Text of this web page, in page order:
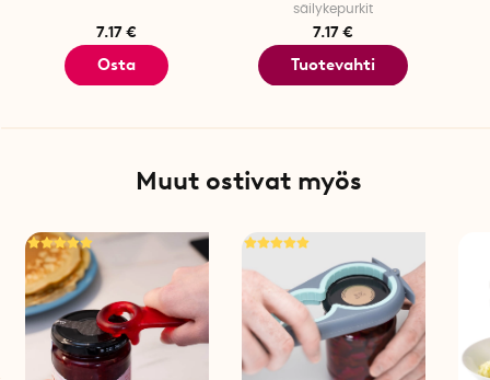
Pituus: 22 cm
Leveys: Noin. 4 cm
Korkeus: noin. 3,5 cm
Määrä per pakkaus: 1 kpl
7.17 €
Osta
säilykepurkit
7.17 €
Tuotevahti
Muut ostivat myös